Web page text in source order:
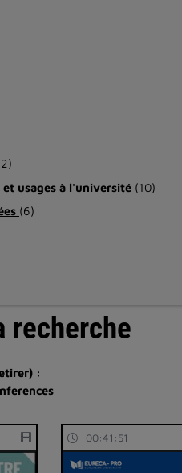
usages à l'université (10)
(6)
recherche
:
00:41:51